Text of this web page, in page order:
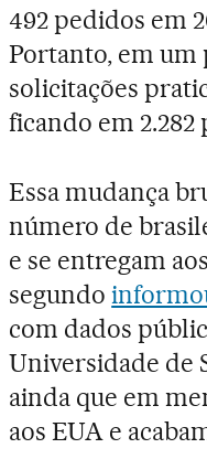
492 pedidos em
Portanto, em um
solicitações
ficando em 2.282
Essa mudança
número de
e se entregam
segundo
com dados
Universidade de
ainda que em
aos EUA e